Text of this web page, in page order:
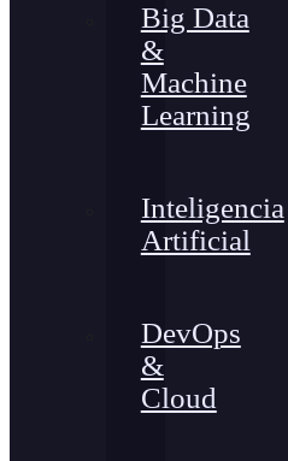
Big Data
&
Machine
Learning
Inteligencia
Artificial
DevOps
&
Cloud